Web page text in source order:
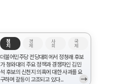
정
치
경
제
사
회
국
제
더불어민주당 전당대회에서 정청래 후보
가 청와대의 주요 정책과 경쟁자인 김민
석 후보의 신천지 의혹에 대한 사과를 요
구하며 갈등이 고조되고 있다...
→